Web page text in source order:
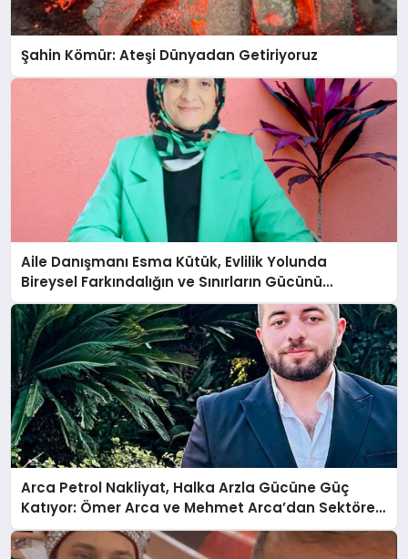
Şahin Kömür: Ateşi Dünyadan Getiriyoruz
Aile Danışmanı Esma Kütük, Evlilik Yolunda
Bireysel Farkındalığın ve Sınırların Gücünü
Anlatıyor
Arca Petrol Nakliyat, Halka Arzla Gücüne Güç
Katıyor: Ömer Arca ve Mehmet Arca’dan Sektöre
Güçlü Yatırım